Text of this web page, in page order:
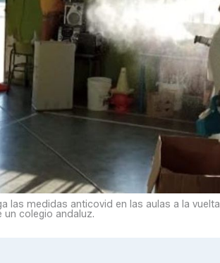
las medidas anticovid en las aulas a la
un colegio andaluz.